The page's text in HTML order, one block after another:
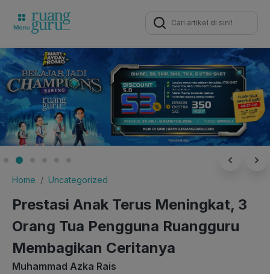
Search
for:
Home Uncategorized
Prestasi Anak Terus Meningkat, 3
Orang Tua Pengguna Ruangguru
Membagikan Ceritanya
Muhammad Azka Rais